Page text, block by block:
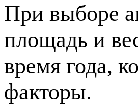
При выборе
площадь и
время года,
факторы.